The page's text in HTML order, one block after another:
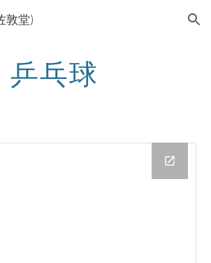
Skip to navigation
敦堂)
乒乓球